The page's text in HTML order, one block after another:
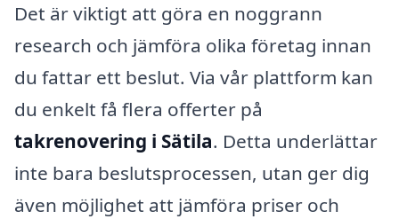
Det är viktigt att göra en noggrann
research och jämföra olika företag innan
du fattar ett beslut. Via vår plattform kan
du enkelt få flera offerter på
takrenovering i Sätila. Detta underlättar
inte bara beslutsprocessen, utan ger dig
även möjlighet att jämföra priser och